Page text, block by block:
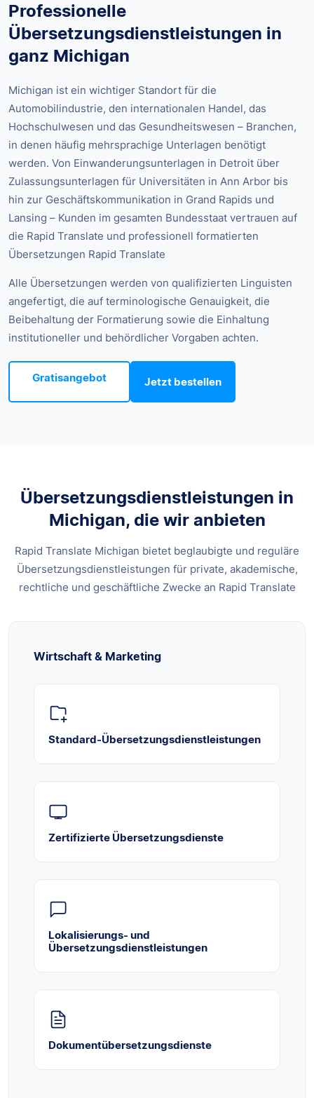
Professionelle
Übersetzungsdienstleistungen in
ganz Michigan
Michigan ist ein wichtiger Standort für die
Automobilindustrie, den internationalen Handel, das
Hochschulwesen und das Gesundheitswesen – Branchen,
in denen häufig mehrsprachige Unterlagen benötigt
werden. Von Einwanderungsunterlagen in Detroit über
Zulassungsunterlagen für Universitäten in Ann Arbor bis
hin zur Geschäftskommunikation in Grand Rapids und
Lansing – Kunden im gesamten Bundesstaat vertrauen auf
die Rapid Translate und professionell formatierten
Übersetzungen Rapid Translate
Alle Übersetzungen werden von qualifizierten Linguisten
angefertigt, die auf terminologische Genauigkeit, die
Beibehaltung der Formatierung sowie die Einhaltung
institutioneller und behördlicher Vorgaben achten.
Gratisangebot Jetzt bestellen
Übersetzungsdienstleistungen in
Michigan, die wir anbieten
Rapid Translate Michigan bietet beglaubigte und reguläre
Übersetzungsdienstleistungen für private, akademische,
rechtliche und geschäftliche Zwecke an Rapid Translate
Wirtschaft & Marketing
Standard-Übersetzungsdienstleistungen
Zertifizierte Übersetzungsdienste
Lokalisierungs- und
Übersetzungsdienstleistungen
Dokumentübersetzungsdienste